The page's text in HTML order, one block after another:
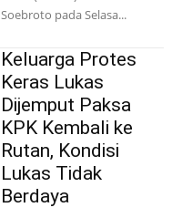
Soebroto pada Selasa...
Keluarga Protes
Keras Lukas
Dijemput Paksa
KPK Kembali ke
Rutan, Kondisi
Lukas Tidak
Berdaya